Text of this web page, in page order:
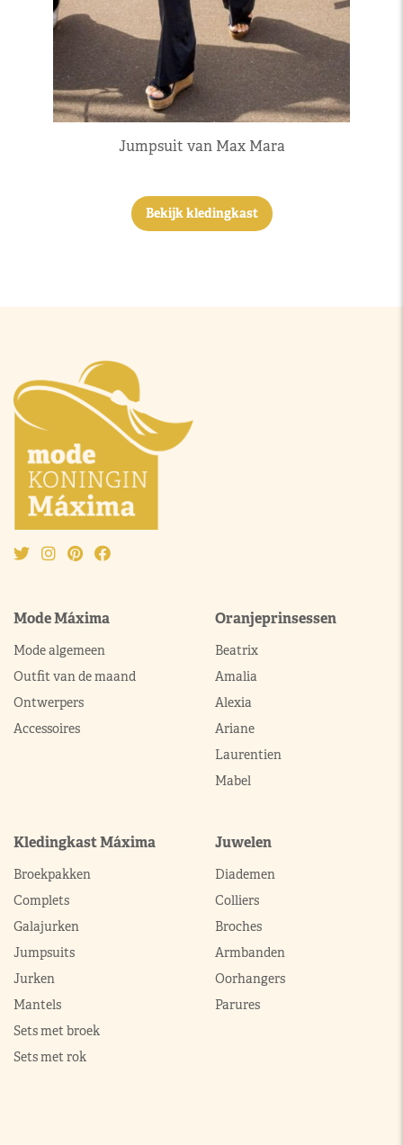
Jumpsuit van Max Mara
Bekijk kledingkast
Mode Máxima
Mode algemeen
Outfit van de maand
Ontwerpers
Accessoires
Oranjeprinsessen
Beatrix
Amalia
Alexia
Ariane
Laurentien
Mabel
Kledingkast Máxima
Broekpakken
Complets
Galajurken
Jumpsuits
Jurken
Mantels
Sets met broek
Sets met rok
Juwelen
Diademen
Colliers
Broches
Armbanden
Oorhangers
Parures